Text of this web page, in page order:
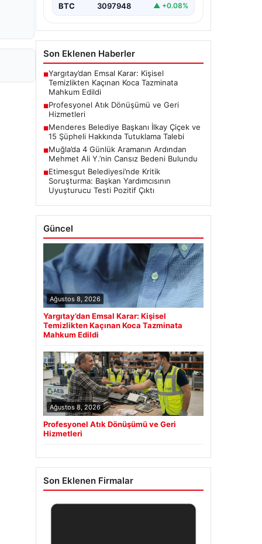
BTC 3097948 ▲ +0.08%
Son Eklenen Haberler
■Yargıtay’dan Emsal Karar: Kişisel
Temizlikten Kaçınan Koca Tazminata
Mahkum Edildi
■Profesyonel Atık Dönüşümü ve Geri
Hizmetleri
■Menderes Belediye Başkanı İlkay Çiçek ve
15 Şüpheli Hakkında Tutuklama Talebi
■Muğla’da 4 Günlük Aramanın Ardından
Mehmet Ali Y.’nin Cansız Bedeni Bulundu
■Etimesgut Belediyesi’nde Kritik
Soruşturma: Başkan Yardımcısının
Uyuşturucu Testi Pozitif Çıktı
Güncel
Ağustos 8, 2026
Yargıtay’dan Emsal Karar: Kişisel
Temizlikten Kaçınan Koca Tazminata
Mahkum Edildi
Ağustos 8, 2026
Profesyonel Atık Dönüşümü ve Geri
Hizmetleri
Son Eklenen Firmalar